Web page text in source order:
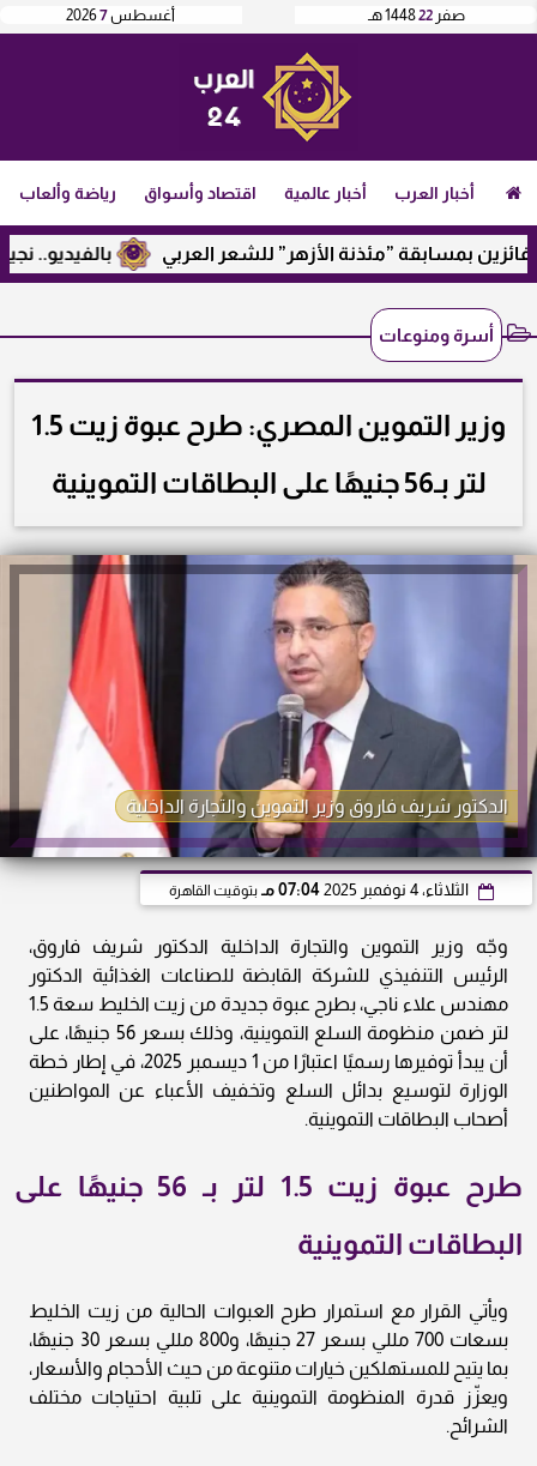
أغسطس7
2026 صفر 221448 هـ
أخبار العرب أخبار عالمية اقتصاد وأسواق رياضة وألعاب
بالفيديو.. نجيب بمسابقة ”مئذنة الأزهر” للشعر العربي
أسرة ومنوعات
وزير التموين المصري: طرح عبوة زيت 1.5
لتر بـ56 جنيهًا على البطاقات التموينية
الدكتور شريف فاروق وزير التموين والتجارة الداخلية
الثلاثاء، 4 نوفمبر 2025 07:04 مـ بتوقيت القاهرة
وجّه وزير التموين والتجارة الداخلية الدكتور شريف فاروق،
الرئيس التنفيذي للشركة القابضة للصناعات الغذائية الدكتور
مهندس علاء ناجي، بطرح عبوة جديدة من زيت الخليط سعة 1.5
لتر ضمن منظومة السلع التموينية، وذلك بسعر 56 جنيهًا، على
أن يبدأ توفيرها رسميًا اعتبارًا من 1 ديسمبر 2025، في إطار خطة
الوزارة لتوسيع بدائل السلع وتخفيف الأعباء عن المواطنين
أصحاب البطاقات التموينية.
طرح عبوة زيت 1.5 لتر بـ 56 جنيهًا على
البطاقات التموينية
ويأتي القرار مع استمرار طرح العبوات الحالية من زيت الخليط
بسعات 700 مللي بسعر 27 جنيهًا، و800 مللي بسعر 30 جنيهًا،
بما يتيح للمستهلكين خيارات متنوعة من حيث الأحجام والأسعار،
ويعزّز قدرة المنظومة التموينية على تلبية احتياجات مختلف
الشرائح.